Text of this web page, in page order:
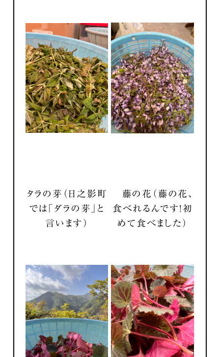
タラの芽（日之影町
では「ダラの芽」と
言います）
藤の花 （藤の花、
食べれるんです！初
めて食べました）